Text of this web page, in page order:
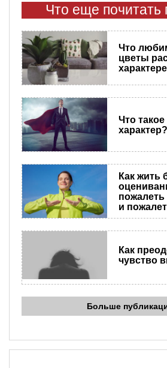
Что еще почитать
Что
цветы
Что
характер?
Как жить
пожалеть
и
Как
чувство
Больше